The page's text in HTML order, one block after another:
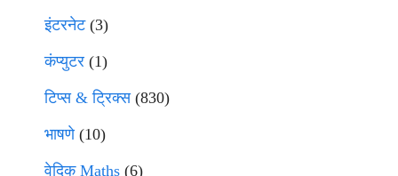
इंटरनेट(3)
कंप्युटर (1)
टिप्स & ट्रिक्स(830)
भाषणे(10)
वेदिक Maths (6)